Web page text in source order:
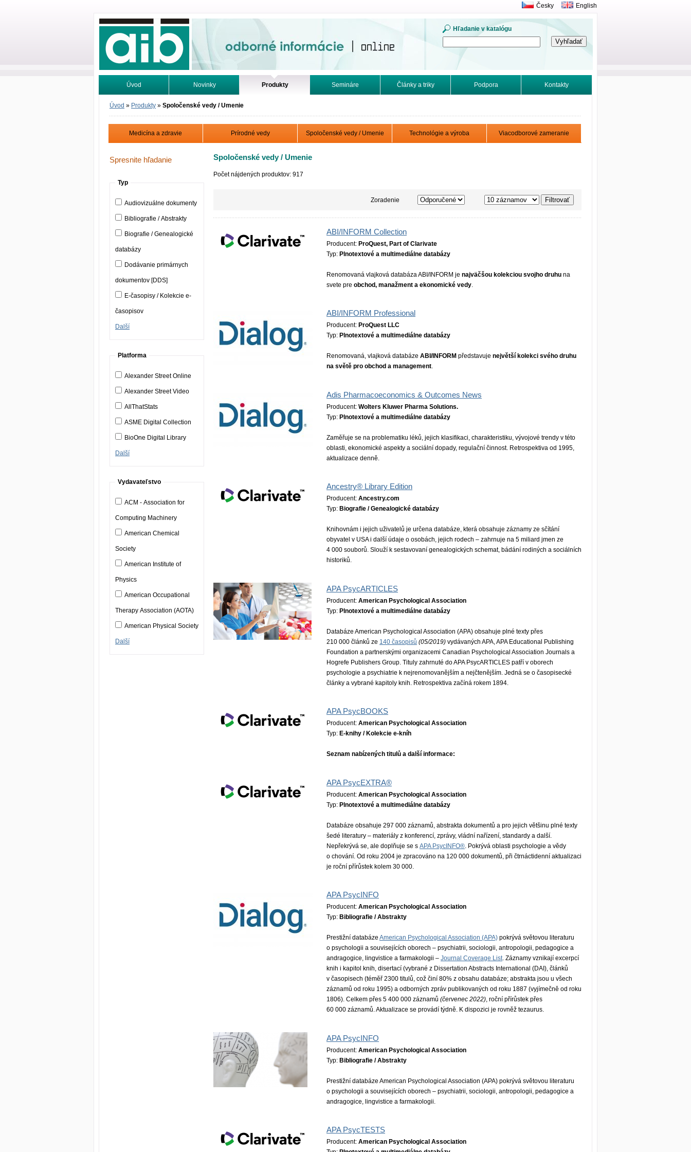
Odborné informácie. Online.
Hľadanie v katalógu
Česky English
Úvod Novinky Produkty Semináre Články a triky Podpora Kontakty
Vyhľadávanie Tutoriály
Úvod » Produkty » Spoločenské vedy / Umenie
Medicína a zdravie Prírodné vedy Spoločenské vedy / Umenie Technológie a výroba Viacodborové zameranie
Spresnite hľadanie
Typ
Audiovizuálne dokumenty
Bibliografie / Abstrakty
Biografie / Genealogické
databázy
Dodávanie primárnych
dokumentov [DDS]
E-časopisy / Kolekcie e-
časopisov
Další
Platforma
Alexander Street Online
Alexander Street Video
AllThatStats
ASME Digital Collection
BioOne Digital Library
Další
Vydavateľstvo
ACM - Association for
Computing Machinery
American Chemical
Society
American Institute of
Physics
American Occupational
Therapy Association (AOTA)
American Physical Society
Další
Spoločenské vedy / Umenie
Počet nájdených produktov: 917
Zoradenie
ABI/INFORM Collection
Producent: ProQuest, Part of Clarivate
Typ: Plnotextové a multimediálne databázy
Renomovaná vlajková databáza ABI/INFORM je najväčšou kolekciou svojho druhu na
svete pre obchod, manažment a ekonomické vedy
ABI/INFORM Professional
Producent: ProQuest LLC
Typ: Plnotextové a multimediálne databázy
Renomovaná, vlajková databáze ABI/INFORM představuje největší kolekci svého druhu
na světě pro obchod a management.
Adis Pharmacoeconomics & Outcomes News
Producent: Wolters Kluwer Pharma Solutions.
Typ: Plnotextové a multimediálne databázy
Zaměřuje se na problematiku léků, jejich klasifikaci, charakteristiku, vývojové trendy v této
oblasti, ekonomické aspekty a sociální dopady, regulační činnost. Retrospektiva od 1995,
aktualizace denně.
Ancestry® Library Edition
Producent: Ancestry.com
Typ: Biografie / Genealogické databázy
Knihovnám i jejich uživatelů je určena databáze, která obsahuje záznamy ze sčítání
obyvatel v USA i další údaje o osobách, jejich rodech – zahrnuje na 5 miliard jmen ze
4 000 souborů. Slouží k sestavovaní genealogických schemat, bádání rodiných a sociálních
historiků.
APA PsycARTICLES
Producent: American Psychological Association
Typ: Plnotextové a multimediálne databázy
Databáze American Psychological Association (APA) obsahuje plné texty přes
210 000 článků ze 140 časopisů (05/2019) vydávaných APA, APA Educational Publishing
Foundation a partnerskými organizacemi Canadian Psychological Association Journals a
Hogrefe Publishers Group. Tituly zahrnuté do APA PsycARTICLES patří v oborech
psychologie a psychiatrie k nejrenomovanějším a nejčtenějším. Jedná se o časopisecké
články a vybrané kapitoly knih. Retrospektiva začíná rokem 1894.
APA PsycBOOKS
Producent: American Psychological Association
Typ: E-knihy / Kolekcie e-kníh
Seznam nabízených titulů a další informace:
APA PsycEXTRA®
Producent: American Psychological Association
Typ: Plnotextové a multimediálne databázy
Databáze obsahuje 297 000 záznamů, abstrakta dokumentů a pro jejich většinu plné texty
šedé literatury – materiály z konferencí, zprávy, vládní nařízení, standardy a další.
Nepřekrývá se, ale doplňuje se s APA PsycINFO® . Pokrývá oblasti psychologie a vědy
o chování. Od roku 2004 je zpracováno na 120 000 dokumentů, při čtrnáctidenní aktualizaci
je roční přírůstek kolem 30 000.
APA PsycINFO
Producent: American Psychological Association
Typ: Bibliografie / Abstrakty
Prestižní databáze American Psychological Association (APA) pokrývá světovou literaturu
o psychologii a souvisejících oborech – psychiatrii, sociologii, antropologii, pedagogice a
andragogice, lingvistice a farmakologii – Journal Coverage List. Záznamy vznikají excerpcí
knih i kapitol knih, disertací (vybrané z Dissertation Abstracts International (DAI), článků
v časopisech (téměř 2300 titulů, což činí 80% z obsahu databáze; abstrakta jsou u všech
záznamů od roku 1995) a odborných zpráv publikovaných od roku 1887 (vyjímečně od roku
1806). Celkem přes 5 400 000 záznamů (červenec 2022), roční přírůstek přes
60 000 záznamů. Aktualizace se provádí týdně. K dispozici je rovněž tezaurus.
APA PsycINFO
Producent: American Psychological Association
Typ: Bibliografie / Abstrakty
Prestižní databáze American Psychological Association (APA) pokrývá světovou literaturu
o psychologii a souvisejících oborech – psychiatrii, sociologii, antropologii, pedagogice a
andragogice, lingvistice a farmakologii.
APA PsycTESTS
Producent: American Psychological Association